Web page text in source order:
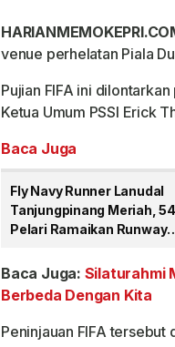
venue perhelatan Piala
Pujian FIFA ini
Ketua Umum PSSI Erick
Baca Juga
Fly Navy Runner Lanudal
Tanjungpinang Meriah,
Pelari Ramaikan Runway
Baca Juga: Silaturahmi
Berbeda Dengan Kita
Peninjauan FIFA